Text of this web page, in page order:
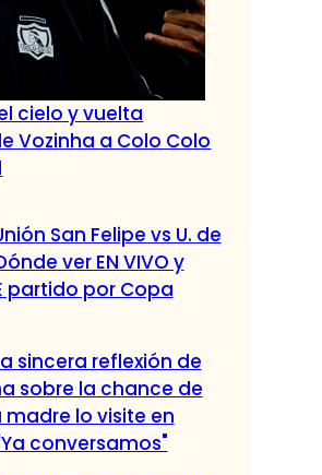
cielo y vuelta
Vozinha a Colo Colo
San Felipe vs U. de
ver EN VIVO y
partido por Copa
sincera reflexión de
sobre la chance de
madre lo visite en
conversamos"